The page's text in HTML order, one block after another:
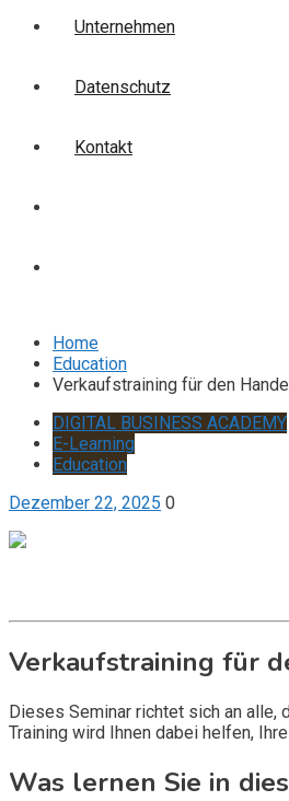
Unternehmen
Datenschutz
Kontakt
Home
Education
Verkaufstraining für den
DIGITAL BUSINESS ACADEMY
E-Learning
Education
Dezember 22, 2025 0
Verkaufstraining für
Dieses Seminar richtet sich an alle,
Training wird Ihnen dabei helfen,
Was lernen Sie in